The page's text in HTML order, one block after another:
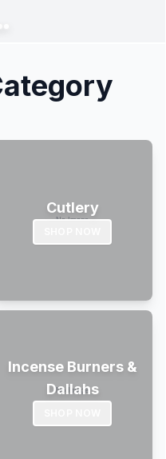
Cutlery
Incense Burners &
Dallahs